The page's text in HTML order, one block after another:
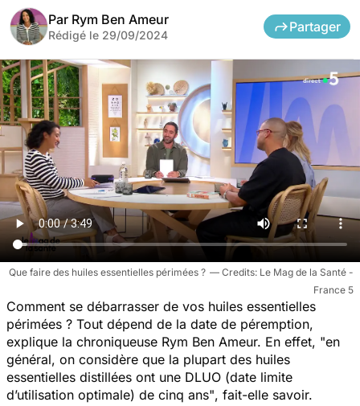
Par Rym Ben Ameur
Rédigé le 29/09/2024
Partager
Que faire des huiles essentielles périmées ?
Le Mag de la Santé -
France 5
Comment se débarrasser de vos huiles essentielles
périmées ? Tout dépend de la date de péremption,
explique la chroniqueuse Rym Ben Ameur. En effet, "en
général, on considère que la plupart des huiles
essentielles distillées ont une DLUO (date limite
d’utilisation optimale) de cinq ans", fait-elle savoir.